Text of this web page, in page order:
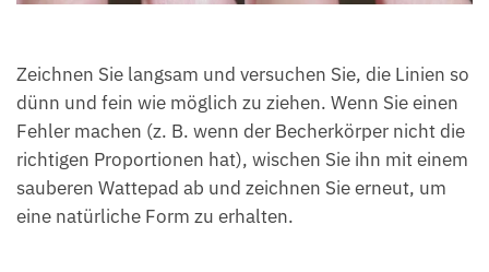
Zeichnen Sie langsam und versuchen Sie, die Linien so
dünn und fein wie möglich zu ziehen. Wenn Sie einen
Fehler machen (z. B. wenn der Becherkörper nicht die
richtigen Proportionen hat), wischen Sie ihn mit einem
sauberen Wattepad ab und zeichnen Sie erneut, um
eine natürliche Form zu erhalten.